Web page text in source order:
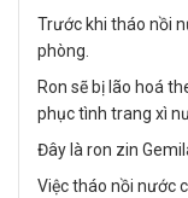
Trước khi tháo nồi
phòng.
Ron sẽ bị lão hoá
phục tình trang xì
Đây là ron zin
Việc tháo nồi nước